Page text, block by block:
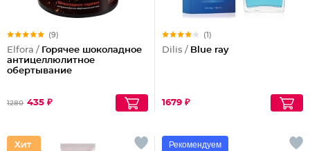
(9)
Elfora / Горячее шоколадное
антицеллюлитное
обертывание
1280 435 ₽
(1)
Dilis / Blue ray
1679 ₽
Рекомендуем